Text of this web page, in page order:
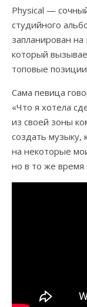
Physical —
студийного
запланирован на
который
топовые
Сама певица
«Что я хотела
из своей зоны
создать музыку,
на некоторые
но в то же время